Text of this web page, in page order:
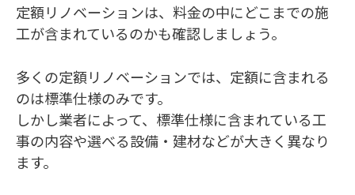
定額リノベーションは、料金の中にどこまでの施
工が含まれているのかも確認しましょう。
多くの定額リノベーションでは、定額に含まれる
のは標準仕様のみです。
しかし業者によって、標準仕様に含まれている工
事の内容や選べる設備・建材などが大きく異なり
ます。